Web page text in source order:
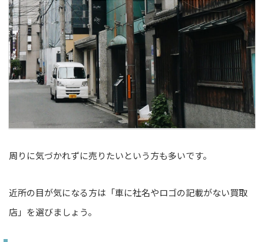
周りに気づかれずに売りたいという方も多いです。
近所の目が気になる方は「車に社名やロゴの記載がない買取
店」を選びましょう。